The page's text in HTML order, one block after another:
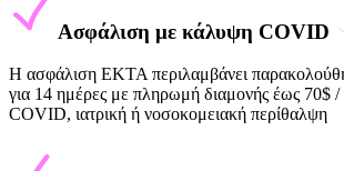
Ασφάλιση με κάλυψη COVID
Η ασφάλιση EKTA περιλαμβάνει
για 14 ημέρες με πληρωμή διαμονής έως 70$ /
COVID, ιατρική ή νοσοκομειακή περίθαλψη